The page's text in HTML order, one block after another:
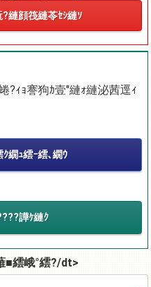
縺顔筏縺苓ｾｼ縺ｿ
?ｨｮ謇狗ｶ壹″縺ｫ縺泌茜逕ｨ
繝ｭ繧ｰ繧､繝ｳ
譁ｹ縺ｸ
■繧峨°繧?/dt>